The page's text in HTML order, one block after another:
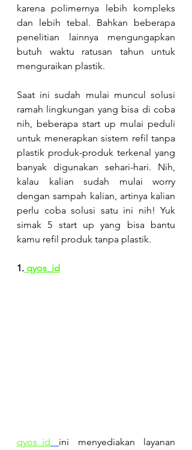
karena polimernya lebih kompleks
dan lebih tebal. Bahkan beberapa
penelitian lainnya mengungapkan
butuh waktu ratusan tahun untuk
menguraikan plastik.
Saat ini sudah mulai muncul solusi
ramah lingkungan yang bisa di coba
nih, beberapa start up mulai peduli
untuk menerapkan sistem refil tanpa
plastik produk-produk terkenal yang
banyak digunakan sehari-hari. Nih,
kalau kalian sudah mulai worry
dengan sampah kalian, artinya kalian
perlu coba solusi satu ini nih! Yuk
simak 5 start up yang bisa bantu
kamu refil produk tanpa plastik.
1. qyos_id
qyos_id
ini menyediakan layanan